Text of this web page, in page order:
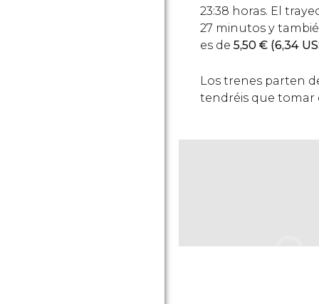
23:38 horas. El
27 minutos y
es de 5,50 € (6,34
Los trenes parten
tendréis que